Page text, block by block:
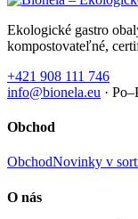
Ekologické gastro
kompostovateľné,
+421 908 111 746
info@bionela.eu ·
Obchod
ObchodNovinky v
O nás